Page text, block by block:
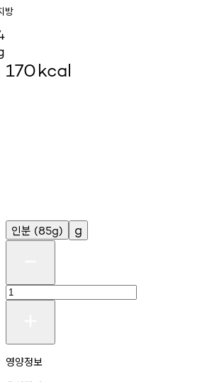
방
170kcal
인분 (85g) g
영양정보